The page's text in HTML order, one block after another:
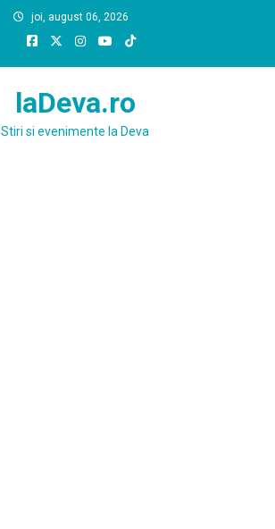
joi, august 06, 2026
laDeva.ro
Stiri si evenimente la Deva